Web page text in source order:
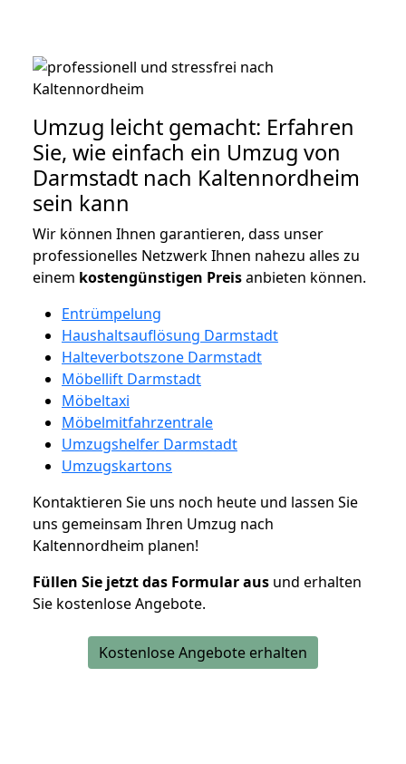
Umzug leicht gemacht: Erfahren
Sie, wie einfach ein Umzug von
Darmstadt nach Kaltennordheim
sein kann
Wir können Ihnen garantieren, dass unser
professionelles Netzwerk Ihnen nahezu alles zu
einem kostengünstigen Preisanbieten können.
Entrümpelung
Haushaltsauflösung Darmstadt
Halteverbotszone Darmstadt
Möbellift Darmstadt
Möbeltaxi
Möbelmitfahrzentrale
Umzugshelfer Darmstadt
Umzugskartons
Kontaktieren Sie uns noch heute und lassen Sie
uns gemeinsam Ihren Umzug nach
Kaltennordheim planen!
Füllen Sie jetzt das Formular aus und erhalten
Sie kostenlose Angebote.
Kostenlose Angebote erhalten